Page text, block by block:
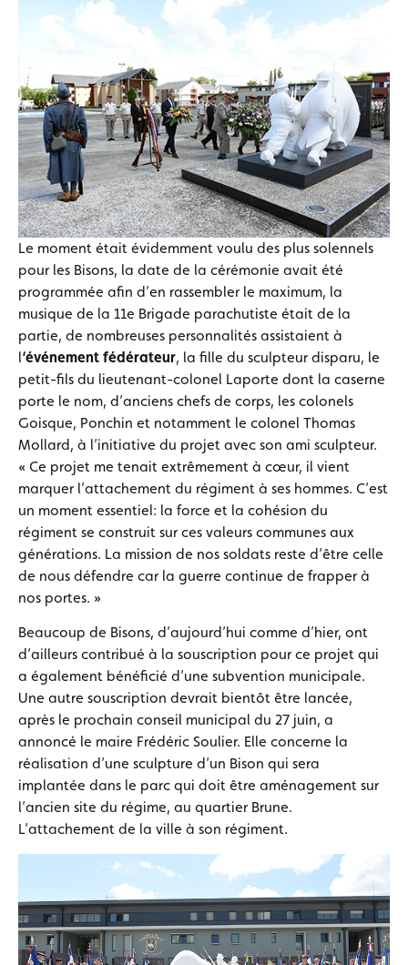
Le moment était évidemment voulu des plus solennels
pour les Bisons, la date de la cérémonie avait été
programmée afin d’en rassembler le maximum, la
musique de la 11e Brigade parachutiste était de la
partie, de nombreuses personnalités assistaient à
l‘événement fédérateur, la fille du sculpteur disparu, le
petit-fils du lieutenant-colonel Laporte dont la caserne
porte le nom, d’anciens chefs de corps, les colonels
Goisque, Ponchin et notamment le colonel Thomas
Mollard, à l’initiative du projet avec son ami sculpteur.
« Ce projet me tenait extrêmement à cœur, il vient
marquer l’attachement du régiment à ses hommes. C’est
un moment essentiel: la force et la cohésion du
régiment se construit sur ces valeurs communes aux
générations. La mission de nos soldats reste d’être celle
de nous défendre car la guerre continue de frapper à
nos portes. »
Beaucoup de Bisons, d’aujourd’hui comme d’hier, ont
d’ailleurs contribué à la souscription pour ce projet qui
a également bénéficié d’une subvention municipale.
Une autre souscription devrait bientôt être lancée,
après le prochain conseil municipal du 27 juin, a
annoncé le maire Frédéric Soulier. Elle concerne la
réalisation d’une sculpture d’un Bison qui sera
implantée dans le parc qui doit être aménagement sur
l’ancien site du régime, au quartier Brune.
L’attachement de la ville à son régiment.